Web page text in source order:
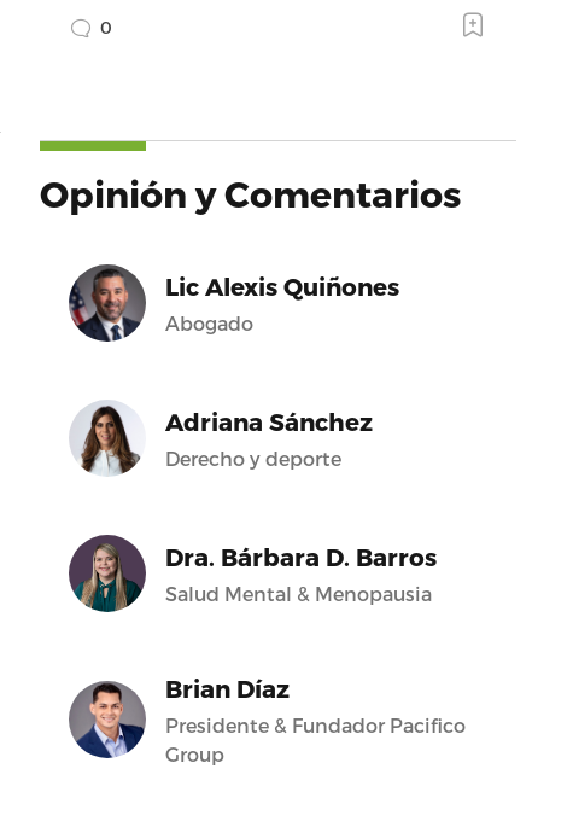
0
Opinión y Comentarios
Lic Alexis Quiñones
Abogado
Adriana Sánchez
Derecho y deporte
Dra. Bárbara D. Barros
Salud Mental & Menopausia
Brian Díaz
Presidente & Fundador Pacifico
Group